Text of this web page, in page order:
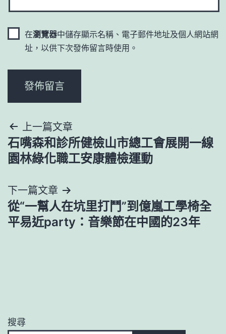
在瀏覽器中儲存顯示名稱、電子郵件地址及個人網站網
址，以供下次發佈留言時使用。
文
章
覽
上一篇文章
石嘴森和診所健檢山市總工會展開一線
園林綠化職工安康體檢運動
下一篇文章
從“一幫人在坑里打鬥”到億嵐工學椅全
平易近party：音樂節在中國的23年
搜尋